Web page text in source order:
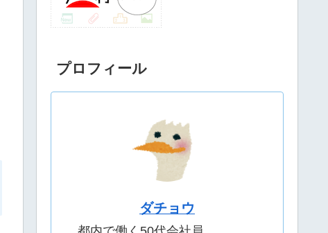
プロフィール
ダチョウ